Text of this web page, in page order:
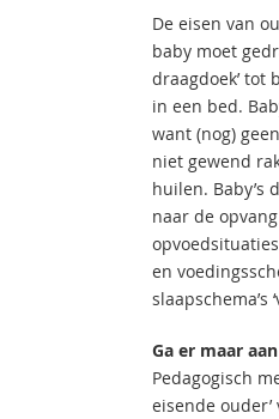
De eisen van
baby moet
draagdoek’ tot
in een bed.
want (nog)
niet gewend
huilen. Baby’s
naar de
en
slaapschema’s
Ga er maar
Pedagogisch
eisende